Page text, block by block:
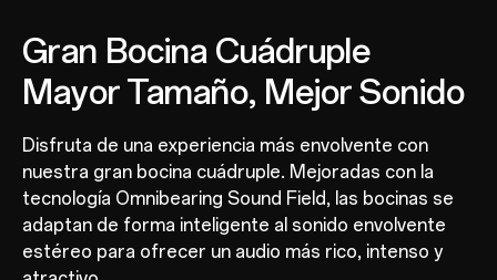
Gran Bocina Cuádruple
Mayor Tamaño, Mejor Sonido
Disfruta de una experiencia más envolvente con
nuestra gran bocina cuádruple. Mejoradas con la
tecnología Omnibearing Sound Field, las bocinas se
adaptan de forma inteligente al sonido envolvente
estéreo para ofrecer un audio más rico, intenso y